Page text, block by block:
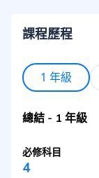
課程歷程
1 年級
總結 - 1 年級
必修科目
4